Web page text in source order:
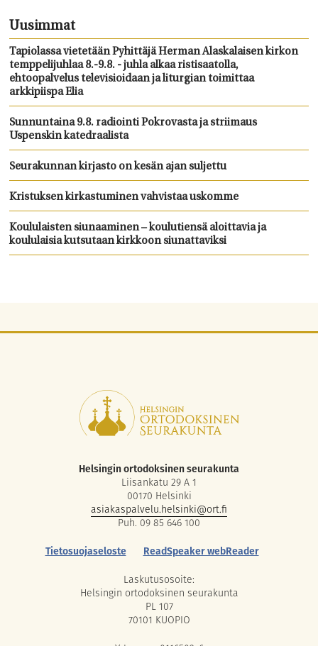
Uusimmat
Tapiolassa vietetään Pyhittäjä Herman Alaskalaisen kirkon
temppelijuhlaa 8.-9.8. - juhla alkaa ristisaatolla,
ehtoopalvelus televisioidaan ja liturgian toimittaa
arkkipiispa Elia
Sunnuntaina 9.8. radiointi Pokrovasta ja striimaus
Uspenskin katedraalista
Seurakunnan kirjasto on kesän ajan suljettu
Kristuksen kirkastuminen vahvistaa uskomme
Koululaisten siunaaminen – koulutiensä aloittavia ja
koululaisia kutsutaan kirkkoon siunattaviksi
Helsingin ortodoksinen seurakunta
Liisankatu 29 A 1
00170 Helsinki
asiakaspalvelu.helsinki@ort.fi
Puh. 09 85 646 100
Tietosuojaseloste
ReadSpeaker webReader
Laskutusosoite:
Helsingin ortodoksinen seurakunta
PL 107
70101 KUOPIO